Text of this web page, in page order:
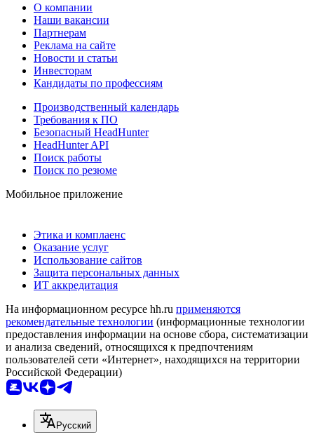
О компании
Наши вакансии
Партнерам
Реклама на сайте
Новости и статьи
Инвесторам
Кандидаты по профессиям
Производственный календарь
Требования к ПО
Безопасный HeadHunter
HeadHunter API
Поиск работы
Поиск по резюме
Мобильное приложение
Этика и комплаенс
Оказание услуг
Использование сайтов
Защита персональных данных
ИТ аккредитация
На информационном ресурсе hh.ru применяются
рекомендательные технологии (информационные технологии
предоставления информации на основе сбора, систематизации
и анализа сведений, относящихся к предпочтениям
пользователей сети «Интернет», находящихся на территории
Российской Федерации)
Русский